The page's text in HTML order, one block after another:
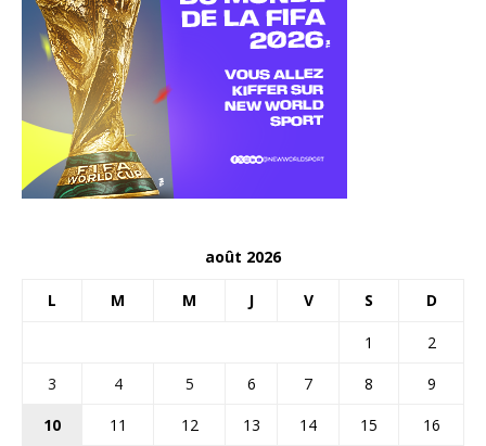
août 2026
L M M J V S D
1
2
3
4 5 6 7 8
9
10
11 12 13 14 15
16